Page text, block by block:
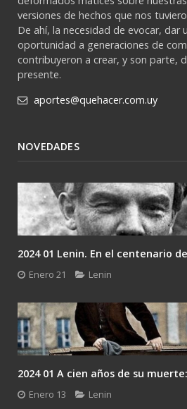
versiones de hechos que nos
De ahí, la necesidad de evocar, dar
oportunidad a generaciones de
contribuyeron a crear, y son parte,
presente.
aportes@quehacer.com.uy
NOVEDADES
2024 01 Lenin. En el centenario
Enero 21 Lenin
2024 01 A cien años de su
Enero 13 Lenin